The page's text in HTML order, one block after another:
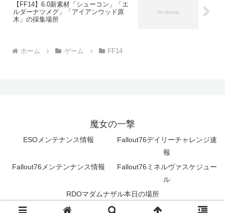
【FF14】6.0新素材「シューコン」「エ
ルダーナツメグ」「アイアンウッド原
木」の採集場所
ホーム ゲーム FF14
魔女の一撃
ESOメンテナンス情報
Fallout76デイリーチャレンジ速
報
Fallout76メンテンナンス情報
Fallout76ミネルヴァスケジュー
ル
RDOマダムナザル本日の場所